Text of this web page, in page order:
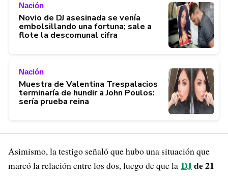
Nación
Novio de DJ asesinada se venía
embolsillando una fortuna; sale a
flote la descomunal cifra
Nación
Muestra de Valentina Trespalacios
terminaría de hundir a John Poulos:
sería prueba reina
Asimismo, la testigo señaló que hubo una situación que
marcó la relación entre los dos, luego de que la DJde 21